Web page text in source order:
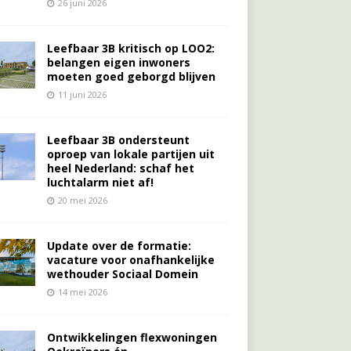
26 juni 2026
Leefbaar 3B kritisch op LOO2:
belangen eigen inwoners
moeten goed geborgd blijven
11 juni 2026
Leefbaar 3B ondersteunt
oproep van lokale partijen uit
heel Nederland: schaf het
luchtalarm niet af!
20 mei 2026
Update over de formatie:
vacature voor onafhankelijke
wethouder Sociaal Domein
14 mei 2026
Ontwikkelingen flexwoningen